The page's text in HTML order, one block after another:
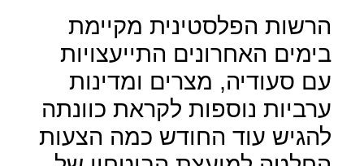
הרשות הפלסטינית מקיימת
בימים האחרונים התייעצויות
עם סעודיה, מצרים ומדינות
ערביות נוספות לקראת כוונתה
להגיש עוד החודש כמה הצעות